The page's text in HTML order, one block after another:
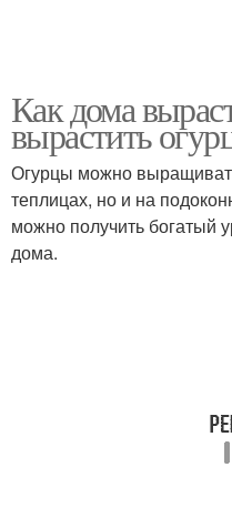
Как дома
вырастить
Огурцы можно
теплицах, но и на
можно получить богатый
дома.